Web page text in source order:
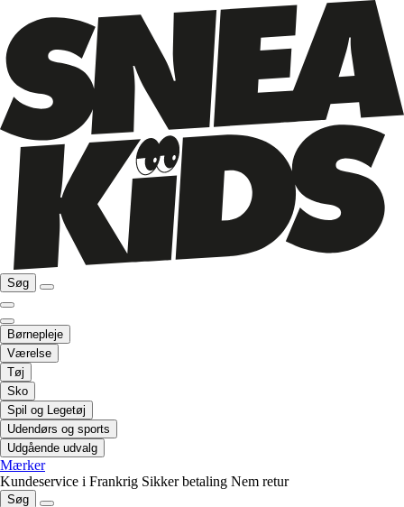
Søg
Børnepleje
Værelse
Tøj
Sko
Spil og Legetøj
Udendørs og sports
Udgående udvalg
Mærker
Kundeservice i Frankrig Sikker betaling Nem retur
Søg